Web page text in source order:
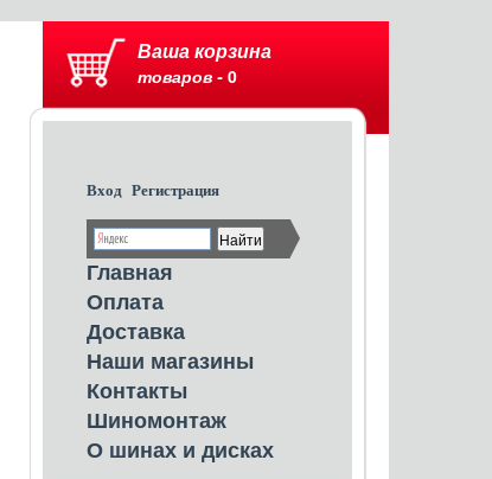
Ваша корзина
товаров - 0
Вход Регистрация
Главная
Оплата
Доставка
Наши магазины
Контакты
Шиномонтаж
О шинах и дисках